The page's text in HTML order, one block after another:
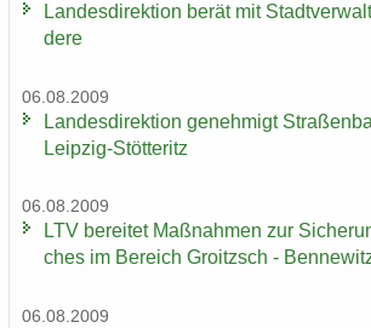
Lan­des­di­rek­ti­on berät mit
de­re
06.08.2009
Lan­des­di­rek­ti­on ge­neh­migt
Leipzig-​Stötteritz
06.08.2009
LTV be­rei­tet Maß­nah­men zur
ches im Be­reich Groitzsch -
06.08.2009